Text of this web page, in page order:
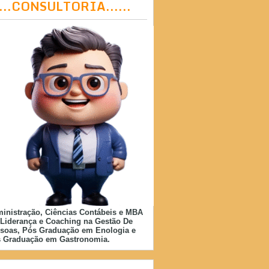
Ciências Contábeis e MBA
e Coaching na Gestão De
Pós Graduação em Enologia e
Graduação em Gastronomia.